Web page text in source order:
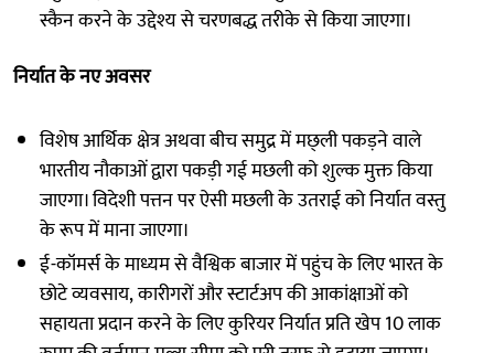
स्कैन करने के उद्देश्य से चरणबद्ध तरीके से किया जाएगा।
निर्यात के नए अवसर
विशेष आर्थिक क्षेत्र अथवा बीच समुद्र में मछ्ली पकड़ने वाले
भारतीय नौकाओं द्वारा पकड़ी गई मछली को शुल्क मुक्त किया
जाएगा। विदेशी पत्तन पर ऐसी मछली के उतराई को निर्यात वस्तु
के रूप में माना जाएगा।
ई-कॉमर्स के माध्यम से वैश्विक बाजार में पहुंच के लिए भारत के
छोटे व्यवसाय, कारीगरों और स्टार्टअप की आकांक्षाओं को
सहायता प्रदान करने के लिए कुरियर निर्यात प्रति खेप 10 लाक